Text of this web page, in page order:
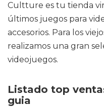
Cultture es tu tienda
últimos juegos para
accesorios. Para los
realizamos una gran
videojuegos.
Listado top
guia